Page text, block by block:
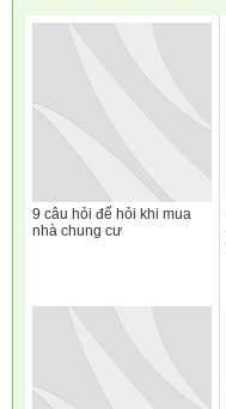
9 câu hỏi để hỏi khi mua
nhà chung cư